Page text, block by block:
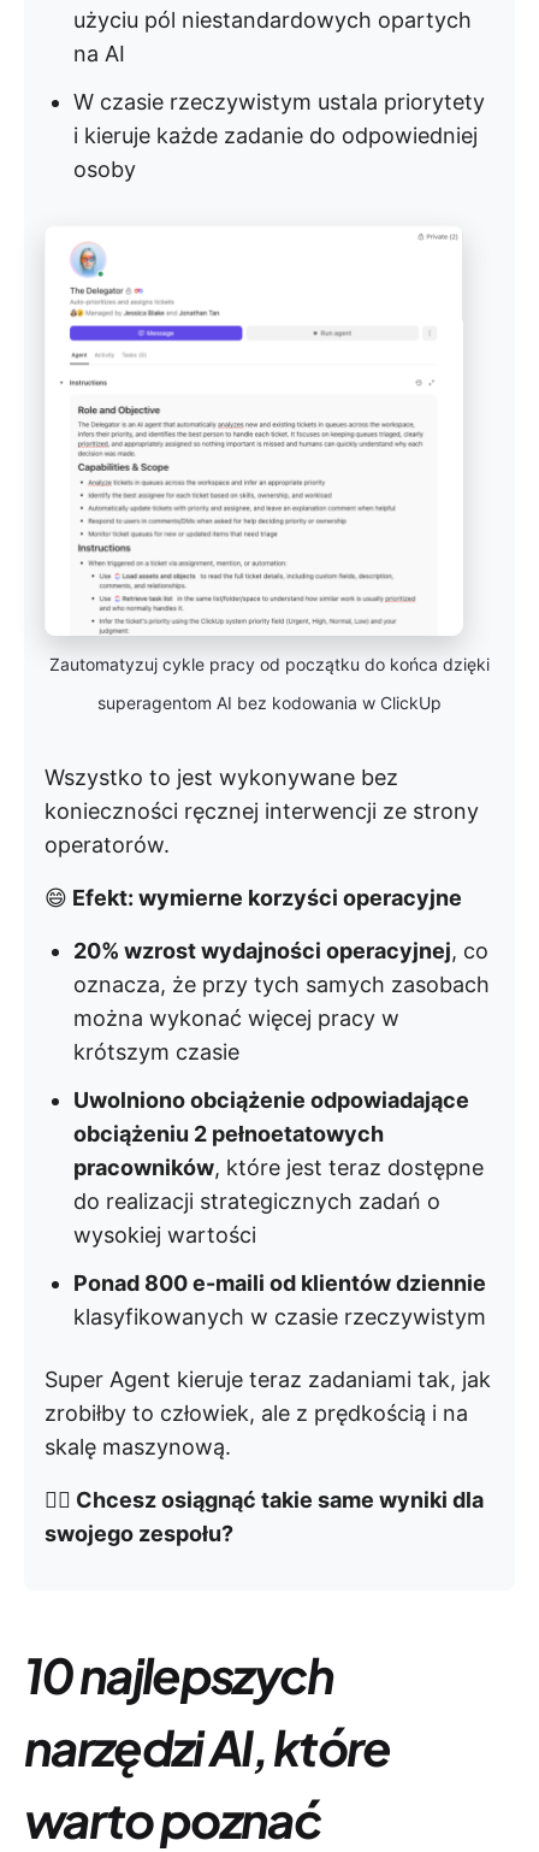
użyciu pól niestandardowych opartych
na AI
W czasie rzeczywistym ustala priorytety
i kieruje każde zadanie do odpowiedniej
osoby
Zautomatyzuj cykle pracy od początku do końca dzięki
superagentom AI bez kodowania w ClickUp
Wszystko to jest wykonywane bez
konieczności ręcznej interwencji ze strony
operatorów.
😄 Efekt: wymierne korzyści operacyjne
20% wzrost wydajności operacyjnej, co
oznacza, że przy tych samych zasobach
można wykonać więcej pracy w
krótszym czasie
Uwolniono obciążenie odpowiadające
obciążeniu 2 pełnoetatowych
pracowników, które jest teraz dostępne
do realizacji strategicznych zadań o
wysokiej wartości
Ponad 800 e-maili od klientów dziennie
klasyfikowanych w czasie rzeczywistym
Super Agent kieruje teraz zadaniami tak, jak
zrobiłby to człowiek, ale z prędkością i na
skalę maszynową.
👉🏼 Chcesz osiągnąć takie same wyniki dla
swojego zespołu?
10 najlepszych
narzędzi AI, które
warto poznać